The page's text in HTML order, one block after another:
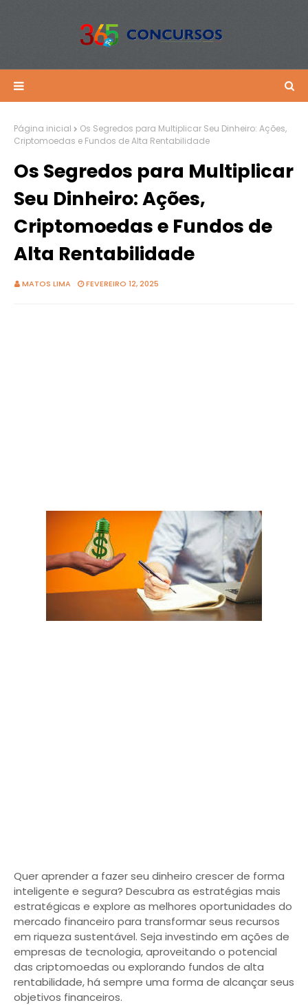
Página inicial
Os Segredos para Multiplicar Seu Dinheiro: Ações,
Criptomoedas e Fundos de Alta Rentabilidade
Os Segredos para Multiplicar
Seu Dinheiro: Ações,
Criptomoedas e Fundos de
Alta Rentabilidade
MATOS LIMA FEVEREIRO 12, 2025
Quer aprender a fazer seu dinheiro crescer de forma
inteligente e segura? Descubra as estratégias mais
estratégicas e explore as melhores oportunidades do
mercado financeiro para transformar seus recursos
em riqueza sustentável. Seja investindo em ações de
empresas de tecnologia, aproveitando o potencial
das criptomoedas ou explorando fundos de alta
rentabilidade, há sempre uma forma de alcançar seus
objetivos financeiros.